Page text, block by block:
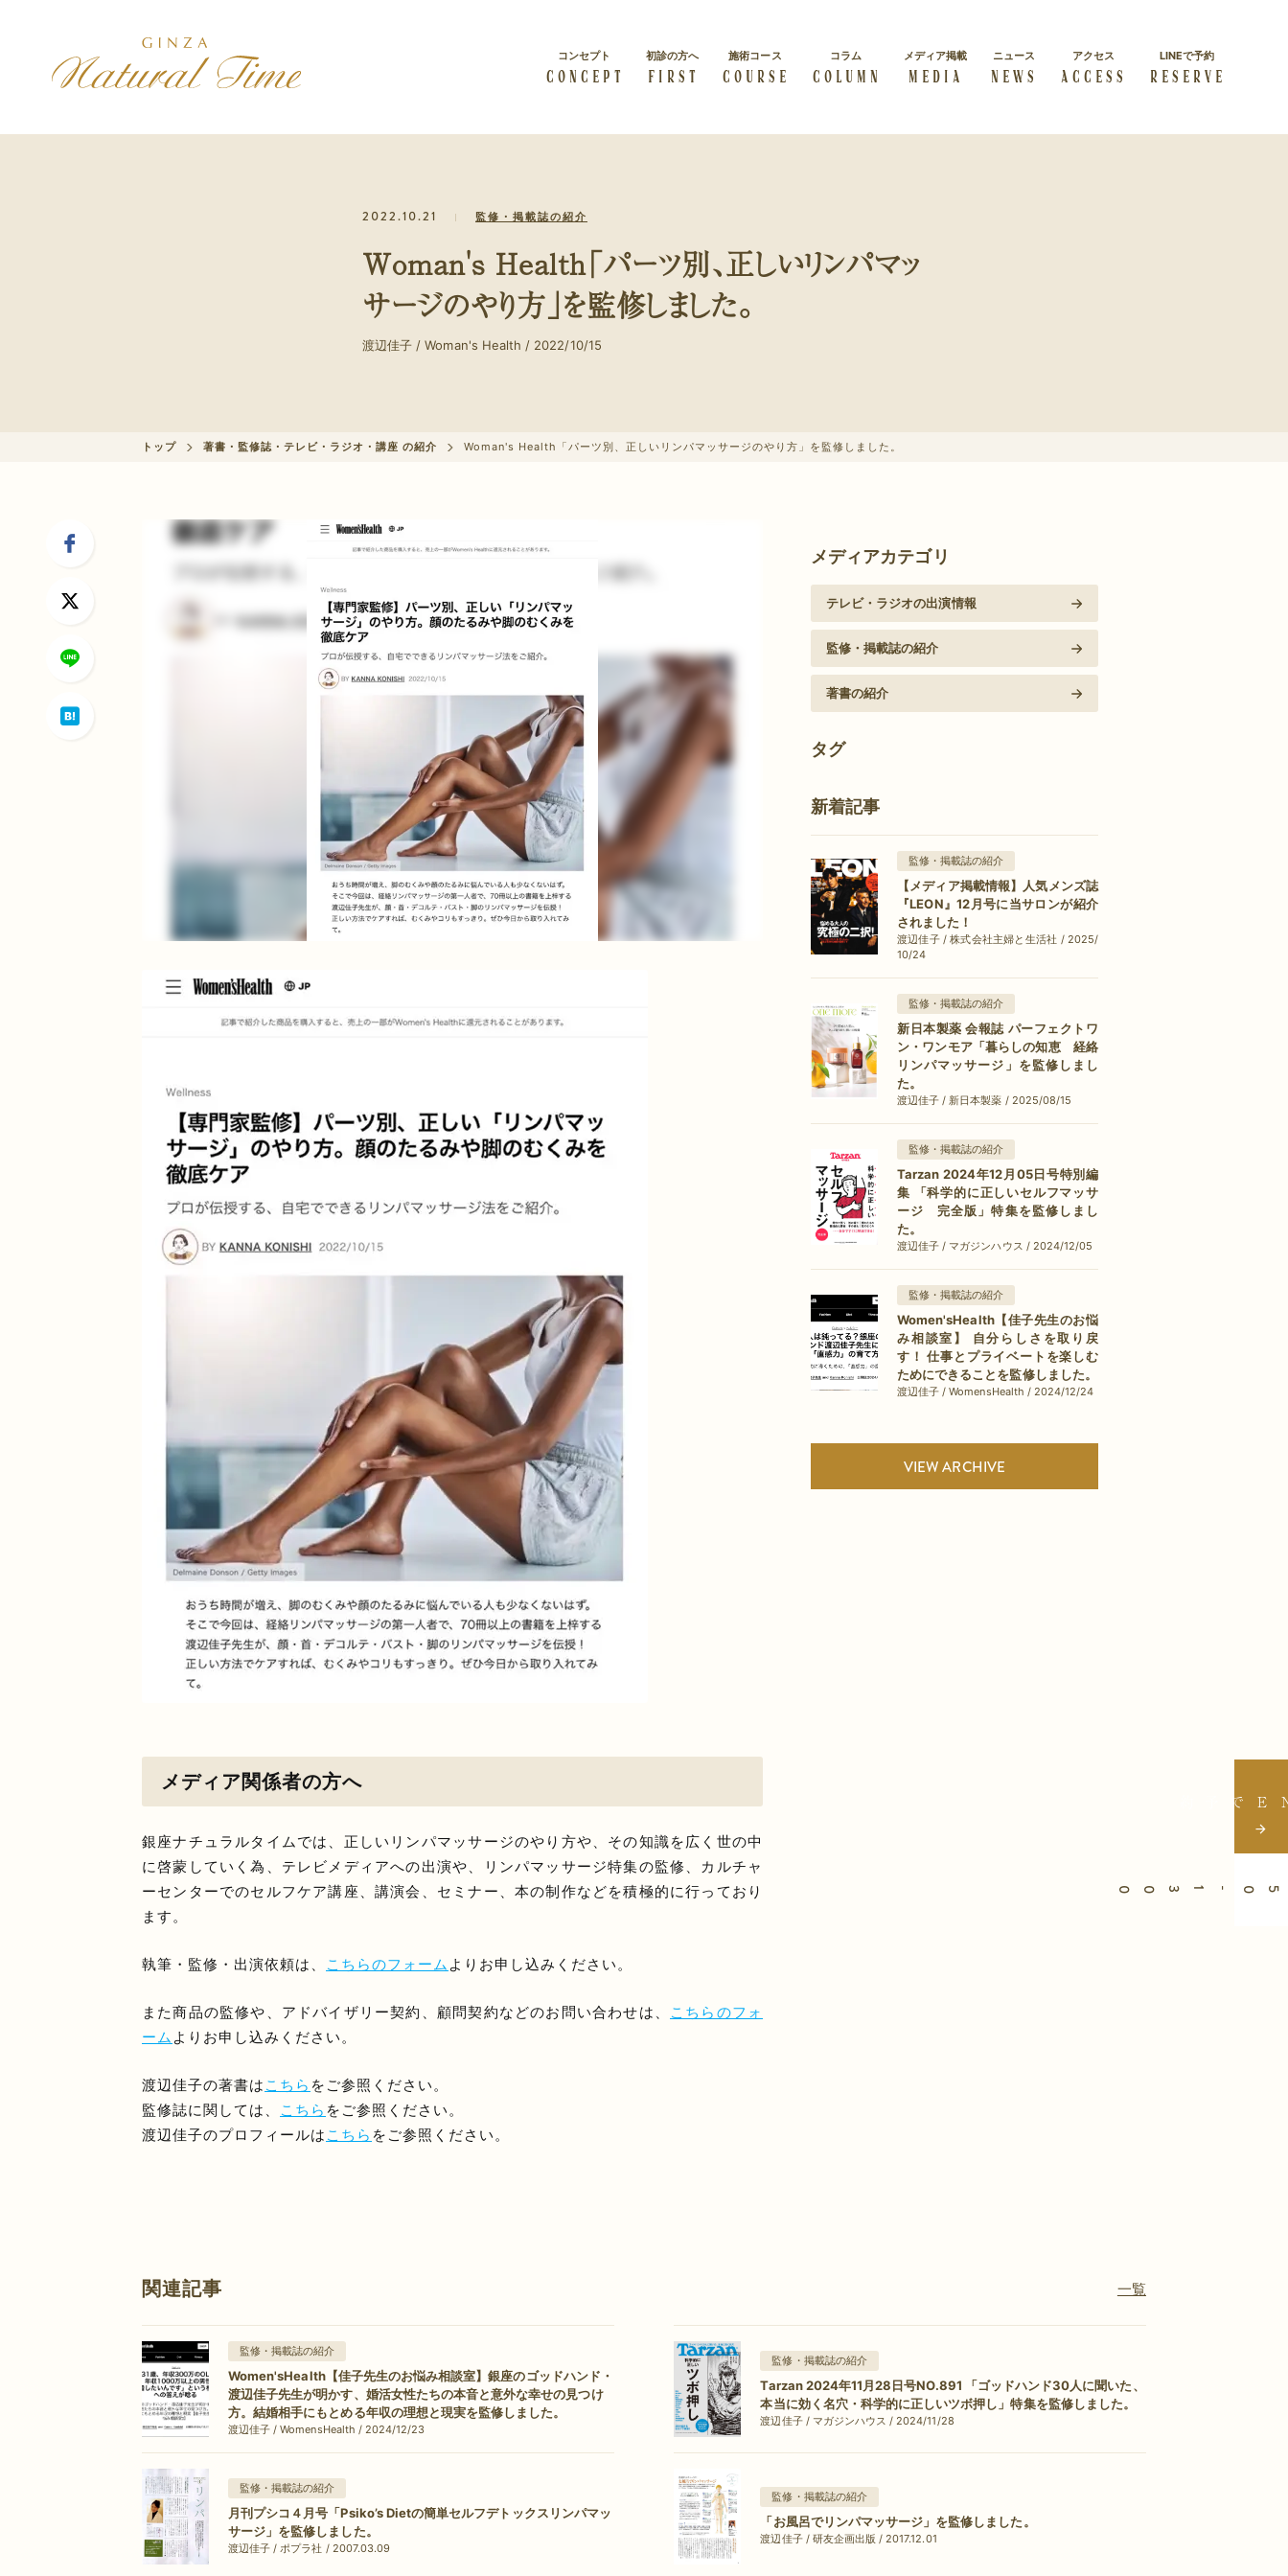
コンセプト
CONCEPT
初診の方へ
FIRST
施術コース
COURSE
初診の方には、最初に選んで
経絡リンパマッサージを受け
たい方
症状・体質を改善したい方
身体のパフォーマンスを高め
ビューティー
カラダの内側から美しくなり
コラム
COLUMN
メディア掲載
MEDIA
ニュース
NEWS
アクセス
ACCESS
LINEで予約
RESERVE
2022.10.21 監修・掲載誌の紹介
Woman's Health「パーツ別、正しいリンパマッ
サージのやり方」を監修しました。
渡辺佳子 / Woman's Health / 2022/10/15
トップ 著書・監修誌・テレビ・ラジオ・講座 の紹介 Woman's Health「パーツ別、正しいリンパマッサージのやり方」を監修しました。
メディア関係者の方へ
銀座ナチュラルタイムでは、正しいリンパマッサージのやり方や、その知識を広く世の中
に啓蒙していく為、テレビメディアへの出演や、リンパマッサージ特集の監修、カルチャ
ーセンターでのセルフケア講座、講演会、セミナー、本の制作などを積極的に行っており
ます。
執筆・監修・出演依頼は、 こちらのフォーム よりお申し込みください。
また商品の監修や、アドバイザリー契約、顧問契約などのお問い合わせは、
こちらのフォ
ーム よりお申し込みください。
渡辺佳子の著書は こちら をご参照ください。
監修誌に関しては、
こちら をご参照ください。
渡辺佳子のプロフィールは こちら をご参照ください。
メディアカテゴリ
テレビ・ラジオの出演情報
監修・掲載誌の紹介
著書の紹介
タグ
新着記事
監修・掲載誌の紹介
【メディア掲載情報】人気メンズ誌
『LEON』12月号に当サロンが紹介
されました！
渡辺佳子 / 株式会社主婦と生活社 / 2025/
10/24
監修・掲載誌の紹介
新日本製薬 会報誌 パーフェクトワ
ン・ワンモア「暮らしの知恵 経絡
リンパマッサージ」を監修しまし
た。
渡辺佳子 / 新日本製薬 / 2025/08/15
監修・掲載誌の紹介
Tarzan 2024年12月05日号特別編
集 「科学的に正しいセルフマッサ
ージ 完全版」特集を監修しまし
た。
渡辺佳子 / マガジンハウス / 2024/12/05
監修・掲載誌の紹介
Women'sHealth【佳子先生のお悩
み相談室】 自分らしさを取り戻
す！ 仕事とプライベートを楽しむ
ためにできることを監修しました。
渡辺佳子 / WomensHealth / 2024/12/24
VIEW ARCHIVE
関連記事 一覧
監修・掲載誌の紹介
Women'sHealth【佳子先生のお悩み相談室】銀座のゴッドハンド・
渡辺佳子先生が明かす、婚活女性たちの本音と意外な幸せの見つけ
方。結婚相手にもとめる年収の理想と現実を監修しました。
渡辺佳子 / WomensHealth / 2024/12/23
監修・掲載誌の紹介
Tarzan 2024年11月28日号NO.891 「ゴッドハンド30人に聞いた、
本当に効く名穴・科学的に正しいツボ押し」特集を監修しました。
渡辺佳子 / マガジンハウス / 2024/11/28
監修・掲載誌の紹介
月刊プシコ４月号「Psiko’s Dietの簡単セルフデトックスリンパマッ
サージ」を監修しました。
渡辺佳子 / ポプラ社 / 2007.03.09
監修・掲載誌の紹介
「お風呂でリンパマッサージ」を監修しました。
渡辺佳子 / 研友企画出版 / 2017.12.01